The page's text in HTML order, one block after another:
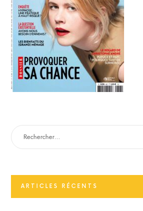
RECHERCHER :
ARTICLES RÉCENTS